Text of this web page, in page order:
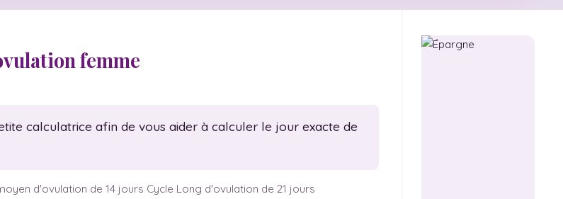
femme
calculatrice afin de vous aider à calculer le jour exacte de
d'ovulation de 14 jours Cycle Long d'ovulation de 21 jours